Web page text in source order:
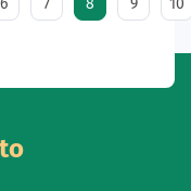
6 7 8 9 10